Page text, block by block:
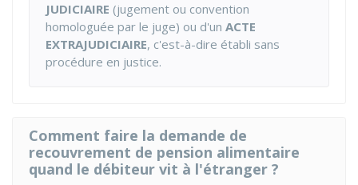
JUDICIAIRE (jugement ou convention
homologuée par le juge) ou d'un ACTE
EXTRAJUDICIAIRE, c'est-à-dire établi sans
procédure en justice.
Comment faire la demande de
recouvrement de pension alimentaire
quand le débiteur vit à l'étranger ?